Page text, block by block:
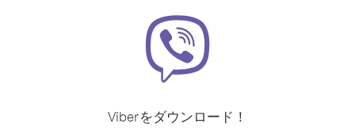
Viberをダウンロード！